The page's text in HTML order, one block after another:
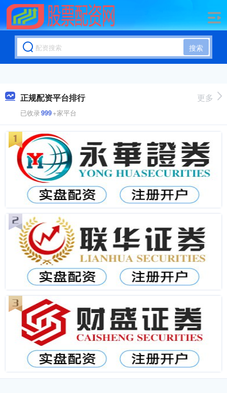
搜索
正规配资平台排行
已收录999+家平台
更多